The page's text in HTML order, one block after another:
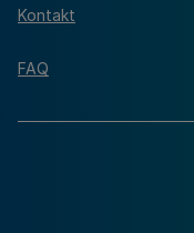
Kontakt
FAQ